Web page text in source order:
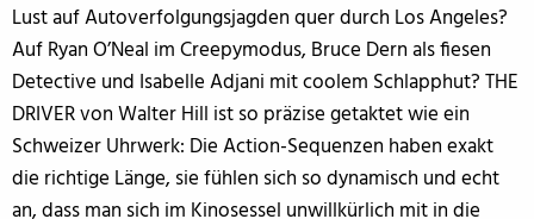
Lust auf Autoverfolgungsjagden quer durch Los Angeles?
Auf Ryan O’Neal im Creepymodus, Bruce Dern als fiesen
Detective und Isabelle Adjani mit coolem Schlapphut? THE
DRIVER von Walter Hill ist so präzise getaktet wie ein
Schweizer Uhrwerk: Die Action-Sequenzen haben exakt
die richtige Länge, sie fühlen sich so dynamisch und echt
an, dass man sich im Kinosessel unwillkürlich mit in die